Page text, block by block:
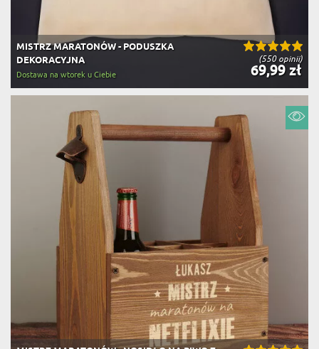
(550 opinii)
MISTRZ MARATONÓW - PODUSZKA
DEKORACYJNA
69,99 zł
Dostawa na wtorek u Ciebie